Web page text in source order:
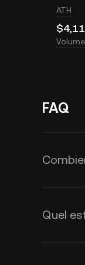
ATH
$4,11
FAQ
Quel